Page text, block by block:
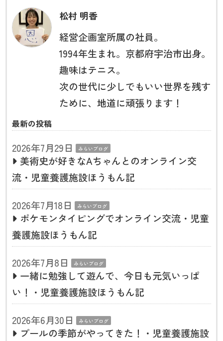
松村 明香
経営企画室所属の社員。
1994年生まれ。京都府宇治市出身。
趣味はテニス。
次の世代に少しでもいい世界を残す
ために、地道に頑張ります！
最新の投稿
2026年7月29日 みらいブログ
美術史が好きなAちゃんとのオンライン交
流・児童養護施設ほうもん記
2026年7月18日
みらいブログ
ポケモンタイピングでオンライン交流・児童
養護施設ほうもん記
2026年7月8日
みらいブログ
一緒に勉強して遊んで、今日も元気いっぱ
い！・児童養護施設ほうもん記
2026年6月30日
みらいブログ
プールの季節がやってきた！・児童養護施設